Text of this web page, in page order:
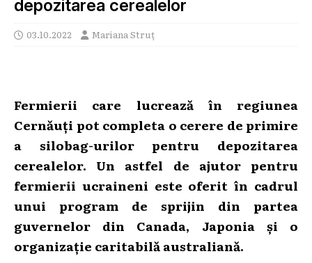
depozitarea cerealelor
03.10.2022 Mariana Struț
Fermierii care lucrează în regiunea
Cernăuți pot completa o cerere de primire
a silobag-urilor pentru depozitarea
cerealelor. Un astfel de ajutor pentru
fermierii ucraineni este oferit în cadrul
unui program de sprijin din partea
guvernelor din Canada, Japonia și o
organizație caritabilă australiană.